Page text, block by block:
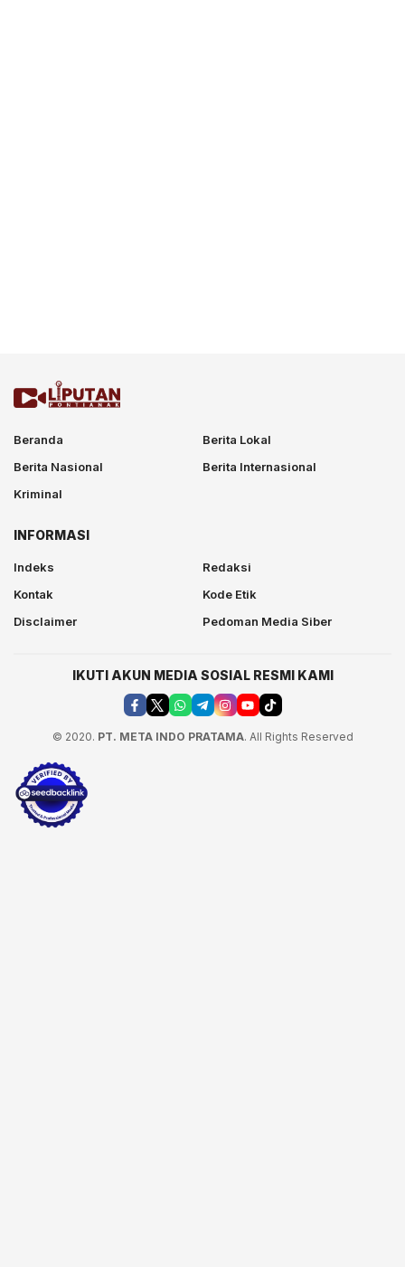
Beranda
Berita Lokal
Berita Nasional
Berita Internasional
Kriminal
INFORMASI
Indeks
Redaksi
Kontak
Kode Etik
Disclaimer
Pedoman Media Siber
IKUTI AKUN MEDIA SOSIAL RESMI KAMI
© 2020. PT. META INDO PRATAMA. All Rights Reserved